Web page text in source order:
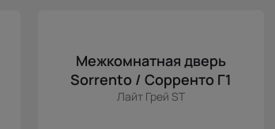
Межкомнатная дверь
Sorrento / Сорренто Г1
Лайт Грей ST